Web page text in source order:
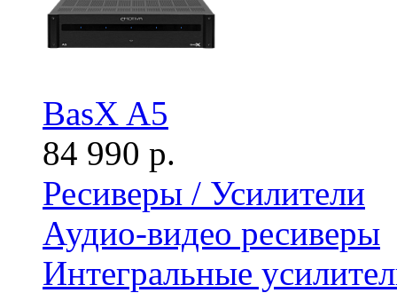
BasX A5
84 990 р.
Ресиверы / Усилители
Аудио-видео ресиверы
Интегральные